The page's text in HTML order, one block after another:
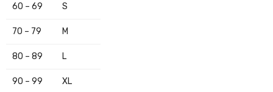
60 – 69 S
70 – 79 M
80 – 89 L
90 – 99 XL